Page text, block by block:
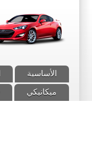
الأساسية
ميكانيكي